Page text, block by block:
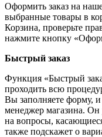
Оформить заказ на
выбранные товары в
Корзина, проверьте
нажмите кнопку
Быстрый заказ
Функция «Быстрый
проходить всю
Вы заполняете форму, и
менеджер магазина. Он
на вопросы,
также подскажет о